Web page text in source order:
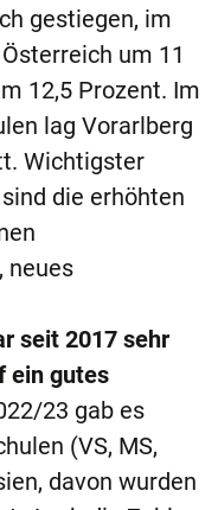
gestiegen, im
um 11
12,5 Prozent. Im
lag Vorarlberg
Wichtigster
die erhöhten
neues
seit 2017 sehr
ein gutes
23 gab es
(VS, MS,
davon wurden